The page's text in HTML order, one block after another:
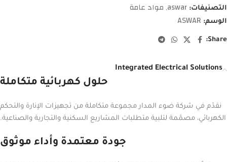
التصنيفات: aswar
, مواد عامة
الوسم: ASWAR
Share:
Integrated Electrical Solutions
حلول كهربائية متكاملة
نقدّم في شركة ضوء المدار مجموعة متكاملة من تجهيزات الإنارة والتحكم
الكهربائي، مصمّمة لتلبية متطلبات المشاريع السكنية والتجارية والصناعية.
جودة معتمدة وأداء موثوق